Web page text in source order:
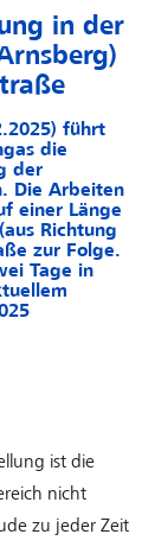
in der
führt
die
der
Die Arbeiten
einer Länge
Richtung
zur Folge.
Tage in
ist die
nicht
zu jeder Zeit